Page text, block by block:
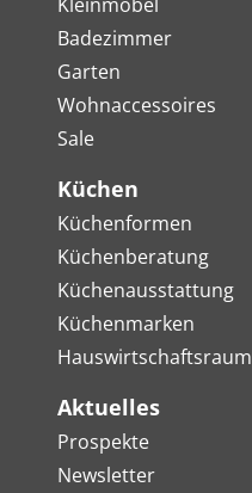
Badezimmer
Garten
Wohnaccessoires
Sale
Küchen
Küchenformen
Küchenberatung
Küchenausstattung
Küchenmarken
Hauswirtschaftsraum
Aktuelles
Prospekte
Newsletter